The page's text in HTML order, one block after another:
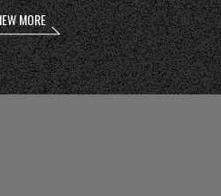
MORE